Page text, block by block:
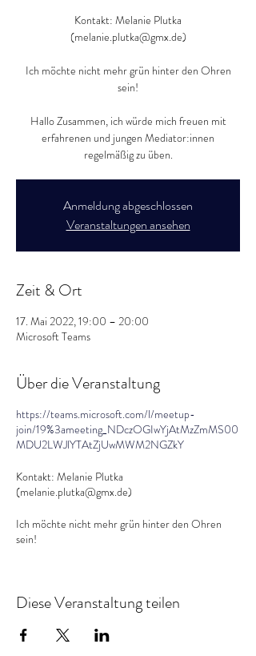
Kontakt: Melanie Plutka
(melanie.plutka@gmx.de)
Ich möchte nicht mehr grün hinter den Ohren
sein!
Hallo Zusammen, ich würde mich freuen mit
erfahrenen und jungen Mediator:innen
regelmäßig zu üben.
Anmeldung abgeschlossen
Veranstaltungen ansehen
Zeit & Ort
17. Mai 2022, 19:00 – 20:00
Microsoft Teams
Über die Veranstaltung
https://teams.microsoft.com/l/meetup-
join/19%3ameeting_NDczOGIwYjAtMzZmMS00
MDU2LWJlYTAtZjUwMWM2NGZkY
Kontakt: Melanie Plutka
(melanie.plutka@gmx.de)
Ich möchte nicht mehr grün hinter den Ohren
sein!
regelmäßig zu üben.
Diese Veranstaltung teilen